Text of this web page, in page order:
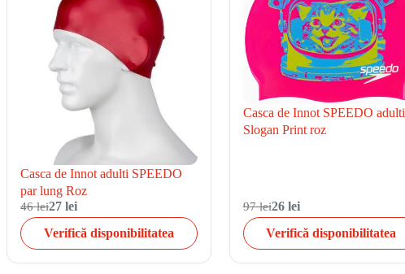
Casca de Innot adulti SPEEDO
par lung Roz
46 lei27 lei
Verifică disponibilitatea
Casca de Innot SPEEDO adulti
Slogan Print roz
97 lei26 lei
Verifică disponibilitatea